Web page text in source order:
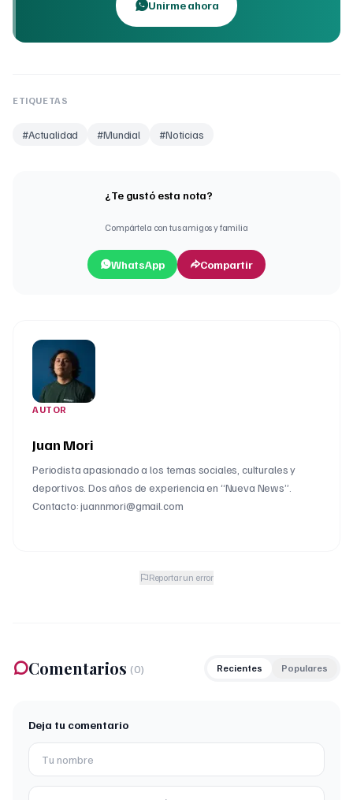
Unirme ahora
ETIQUETAS
#Actualidad #Mundial #Noticias
¿Te gustó esta nota?
Compártela con tus amigos y familia
WhatsApp Compartir
AUTOR
Juan Mori
Periodista apasionado a los temas sociales, culturales y
deportivos. Dos años de experiencia en “Nueva News”.
Contacto: juannmori@gmail.com
Reportar un error
Comentarios (0) Recientes Populares
Deja tu comentario